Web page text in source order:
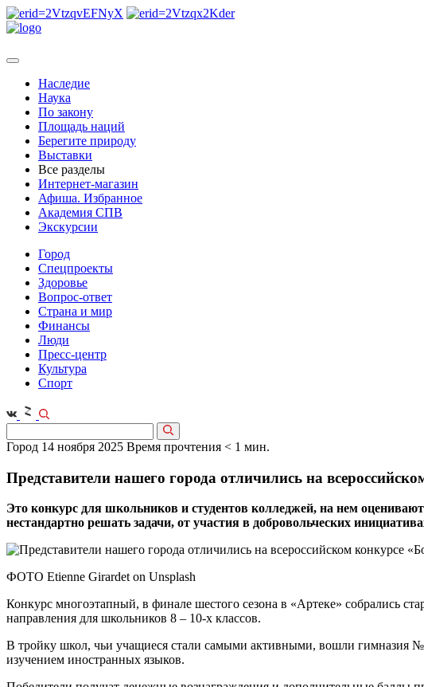
Наследие
Наука
По закону
Площадь наций
Берегите природу
Выставки
Все разделы
Интернет-магазин
Афиша. Избранное
Академия СПВ
Экскурсии
Город
Спецпроекты
Здоровье
Вопрос-ответ
Страна и мир
Финансы
Люди
Пресс-центр
Культура
Спорт
Город 14 ноября 2025 Время прочтения < 1 мин.
Представители нашего города отличились на
Это конкурс для школьников и студентов колледжей, на нем
нестандартно решать задачи, от участия в добровольческих
ФОТО Etienne Girardet on Unsplash
Конкурс многоэтапный, в финале шестого сезона в «Артеке» собрались
направления для школьников 8 – 10-х классов.
В тройку школ, чьи учащиеся стали самыми активными, вошли гимназия
изучением иностранных языков.